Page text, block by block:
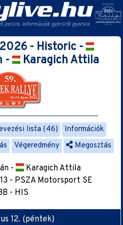
- Historic -
-
Karagich Attila
lista (46)
Információk
Végeredmény Megosztás
-
Karagich Attila
- PSZA Motorsport SE
- HIS
12. (péntek)